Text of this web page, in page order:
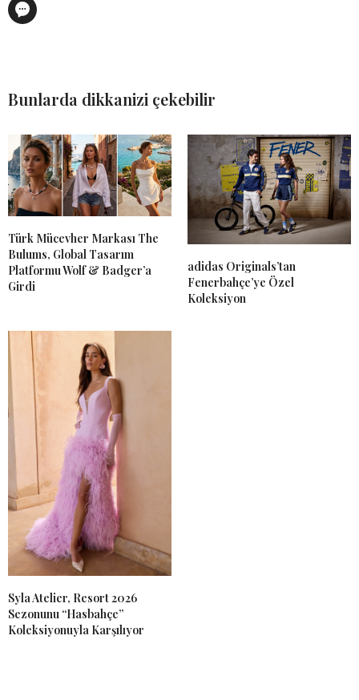
Bunlarda dikkanizi çekebilir
Türk Mücevher Markası The
Bulums, Global Tasarım
Platformu Wolf & Badger’a
Girdi
adidas Originals’tan
Fenerbahçe’ye Özel
Koleksiyon
Syla Atelier, Resort 2026
Sezonunu “Hasbahçe”
Koleksiyonuyla Karşılıyor